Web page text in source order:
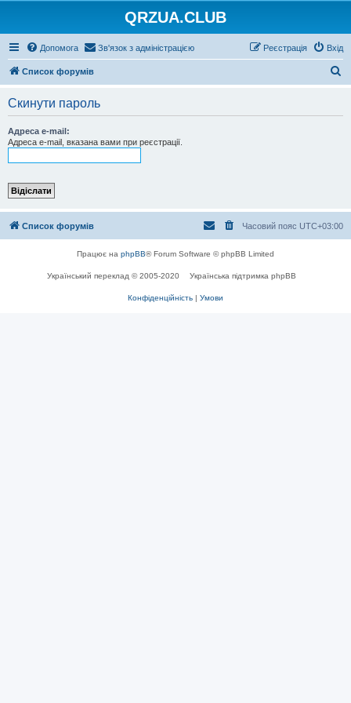
QRZUA.CLUB
Допомога Зв'язок з адміністрацією Вхід
Реєстрація
Список форумів
Скинути пароль
Адреса e-mail:
Адреса e-mail, вказана вами при реєстрації.
Список форумів Часовий пояс UTC+03:00
Працює на phpBB® Forum Software © phpBB Limited
Український переклад © 2005-2020 Українська підтримка phpBB
Конфіденційність | Умови